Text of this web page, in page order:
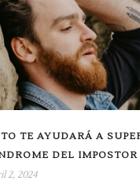
TE AYUDARÁ A
DEL IMPOSTOR
2, 2024